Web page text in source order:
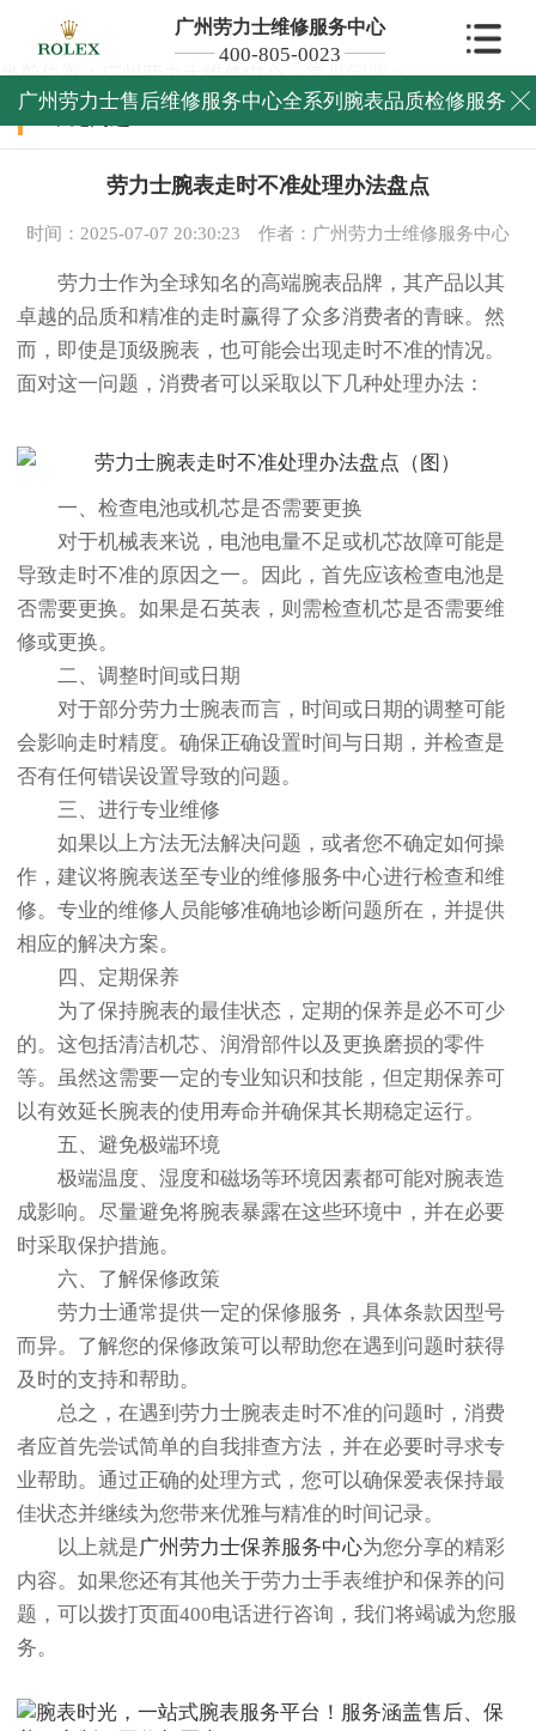
广州劳力士维修服务中心
400-805-0023
广州劳力士售后维修服务中心全系列腕表品质检修服务 
当前位置：广州劳力士维修中心>常见问题>
常见问题
劳力士腕表走时不准处理办法盘点
时间：2025-07-07 20:30:23 作者：广州劳力士维修服务中心
劳力士作为全球知名的高端腕表品牌，其产品以其
卓越的品质和精准的走时赢得了众多消费者的青睐。然
而，即使是顶级腕表，也可能会出现走时不准的情况。
面对这一问题，消费者可以采取以下几种处理办法：
一、检查电池或机芯是否需要更换
对于机械表来说，电池电量不足或机芯故障可能是
导致走时不准的原因之一。因此，首先应该检查电池是
否需要更换。如果是石英表，则需检查机芯是否需要维
修或更换。
二、调整时间或日期
对于部分劳力士腕表而言，时间或日期的调整可能
会影响走时精度。确保正确设置时间与日期，并检查是
否有任何错误设置导致的问题。
三、进行专业维修
如果以上方法无法解决问题，或者您不确定如何操
作，建议将腕表送至专业的维修服务中心进行检查和维
修。专业的维修人员能够准确地诊断问题所在，并提供
相应的解决方案。
四、定期保养
为了保持腕表的最佳状态，定期的保养是必不可少
的。这包括清洁机芯、润滑部件以及更换磨损的零件
等。虽然这需要一定的专业知识和技能，但定期保养可
以有效延长腕表的使用寿命并确保其长期稳定运行。
五、避免极端环境
极端温度、湿度和磁场等环境因素都可能对腕表造
成影响。尽量避免将腕表暴露在这些环境中，并在必要
时采取保护措施。
六、了解保修政策
劳力士通常提供一定的保修服务，具体条款因型号
而异。了解您的保修政策可以帮助您在遇到问题时获得
及时的支持和帮助。
总之，在遇到劳力士腕表走时不准的问题时，消费
者应首先尝试简单的自我排查方法，并在必要时寻求专
业帮助。通过正确的处理方式，您可以确保爱表保持最
佳状态并继续为您带来优雅与精准的时间记录。
以上就是广州劳力士保养服务中心为您分享的精彩
内容。如果您还有其他关于劳力士手表维护和保养的问
题，可以拨打页面400电话进行咨询，我们将竭诚为您服
务。